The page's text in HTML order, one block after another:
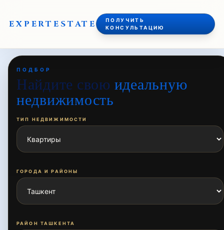
EXPERTESTATE
ПОЛУЧИТЬ
КОНСУЛЬТАЦИЮ
ПОДБОР
Найдите свою идеальную
недвижимость
ТИП НЕДВИЖИМОСТИ
ГОРОДА И РАЙОНЫ
РАЙОН ТАШКЕНТА